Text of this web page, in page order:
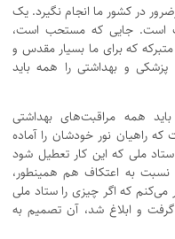
در کشور ما انجام نگیرد. یک
است. جایی که مستحب است،
که برای ما بسیار مقدس و
و بهداشتی را همه باید
همه مراقبت‌های بهداشتی
که راهیان نور خودشان را آماده
ملی که این کار تعطیل شود
نسبت به اعتکاف هم همینطور،
که اگر چیزی را ستاد ملی
گرفت و ابلاغ شد، آن تصمیم به